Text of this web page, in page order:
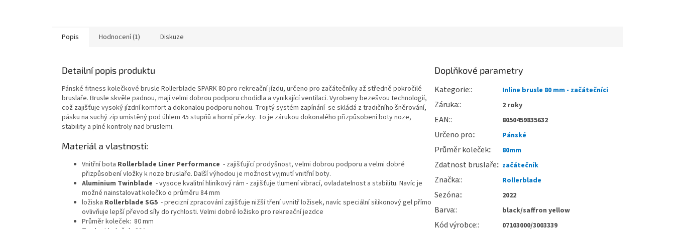
Popis Hodnocení (1) Diskuze
Detailní popis produktu
Pánské fitness kolečkové brusle Rollerblade SPARK 80 pro rekreační jízdu, určeno pro začátečníky až středně pokročilé
bruslaře. Brusle skvěle padnou, mají velmi dobrou podporu chodidla a vynikající ventilaci. Vyrobeny bezešvou technologií,
což zajišťuje vysoký jízdní komfort a dokonalou podporu nohou. Trojitý systém zapínání se skládá z tradičního šněrování,
pásku na suchý zip umístěný pod úhlem 45 stupňů a horní přezky. To je zárukou dokonalého přizpůsobení boty noze,
stability a plné kontroly nad bruslemi.
Materiál a vlastnosti:
Vnitřní bota Rollerblade Liner Performance - zajišťující prodyšnost, velmi dobrou podporu a velmi dobré
přizpůsobení vložky k noze bruslaře. Další výhodou je možnost vyjmutí vnitřní boty.
Aluminium Twinblade - vysoce kvalitní hliníkový rám - zajišťuje tlumení vibrací, ovladatelnost a stabilitu. Navíc je
možné nainstalovat kolečko o průměru 84 mm
ložiska Rollerblade SG5 - precizní zpracování zajišťuje nižší tření uvnitř ložisek, navíc speciální silikonový gel přímo
ovlivňuje lepší převod síly do rychlosti. Velmi dobré ložisko pro rekreační jezdce
Průměr koleček: 80 mm
Doplňkové parametry
Kategorie: Inline brusle 80 mm - začátečníci
Záruka: 2 roky
EAN: 8050459835632
Určeno pro: Pánské
Průměr koleček: 80mm
Zdatnost bruslaře: začátečník
Značka: Rollerblade
Sezóna: 2022
Barva: black/saffron yellow
Kód výrobce: 07103000/3003339